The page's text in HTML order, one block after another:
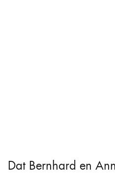
Dat Bernhard en